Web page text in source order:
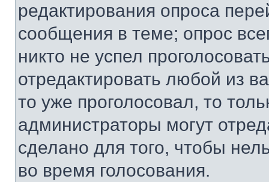
редактирования опроса
сообщения в теме; опрос
никто не успел
отредактировать любой из
то уже проголосовал, то
администраторы могут
сделано для того, чтобы
во время голосования.